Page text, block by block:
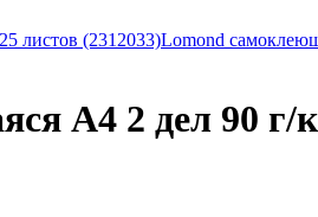
листов (2312033)Lomond
А4 2 дел 90 г/